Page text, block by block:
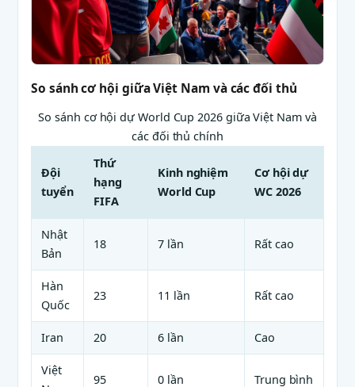
So sánh cơ hội giữa Việt Nam và các đối thủ
So sánh cơ hội dự World Cup 2026 giữa Việt Nam và
các đối thủ chính
Đội
tuyển
Thứ
hạng
FIFA
Kinh nghiệm
World Cup
Cơ hội dự
WC 2026
Nhật
Bản
18 7 lần Rất cao
Hàn
Quốc
23 11 lần Rất cao
Iran 20 6 lần Cao
Việt
95 0 lần Trung bình